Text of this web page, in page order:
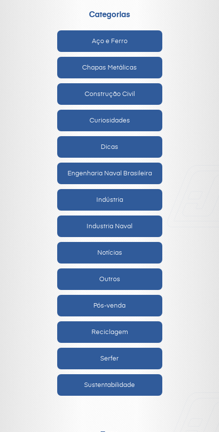
Categorias
Aço e Ferro
Chapas Metálicas
Construção Civil
Curiosidades
Dicas
Engenharia Naval Brasileira
Indústria
Industria Naval
Notícias
Outros
Pós-venda
Reciclagem
Serfer
Sustentabilidade